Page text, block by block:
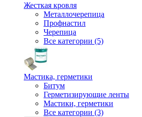
Жесткая кровля
Металлочерепица
Профнастил
Черепица
Все категории (5)
Мастика, герметики
Битум
Герметизирующие ленты
Мастики, герметики
Все категории (3)